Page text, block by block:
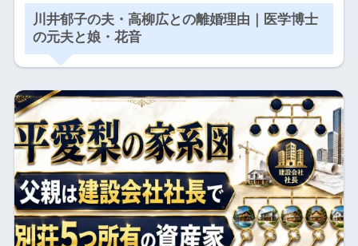
川井郁子の夫・高柳広との離婚理由｜医学博士
の元夫と娘・花音